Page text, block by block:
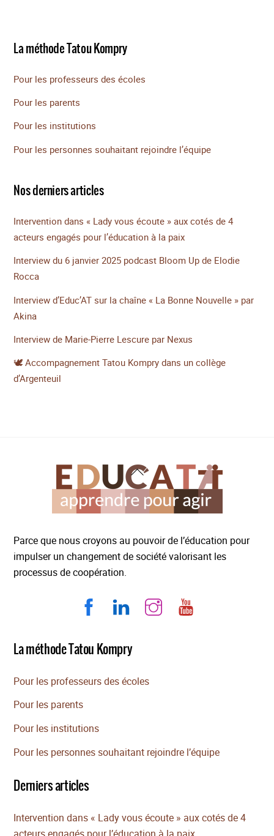
La méthode Tatou Kompry
Pour les professeurs des écoles
Pour les parents
Pour les institutions
Pour les personnes souhaitant rejoindre l’équipe
Nos derniers articles
Intervention dans « Lady vous écoute » aux cotés de 4
acteurs engagés pour l’éducation à la paix
Interview du 6 janvier 2025 podcast Bloom Up de Elodie
Rocca
Interview d’Educ’AT sur la chaîne « La Bonne Nouvelle » par
Akina
Interview de Marie-Pierre Lescure par Nexus
🕊️ Accompagnement Tatou Kompry dans un collège
d’Argenteuil
Back
To
Top
Parce que nous croyons au pouvoir de l’éducation pour
impulser un changement de société valorisant les
processus de coopération.
La méthode Tatou Kompry
Pour les professeurs des écoles
Pour les parents
Pour les institutions
Pour les personnes souhaitant rejoindre l’équipe
Derniers articles
Intervention dans « Lady vous écoute » aux cotés de 4